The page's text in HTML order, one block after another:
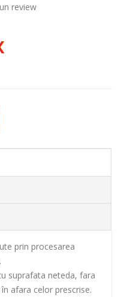
review
prin procesarea
suprafata neteda, fara
afara celor prescrise.